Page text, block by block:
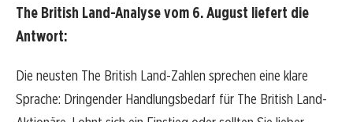
The British Land-Analyse vom 6. August liefert die
Antwort:
Die neusten The British Land-Zahlen sprechen eine klare
Sprache: Dringender Handlungsbedarf für The British Land-